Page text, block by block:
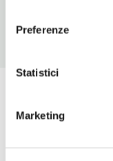
Preferenze
Statistici
Marketing